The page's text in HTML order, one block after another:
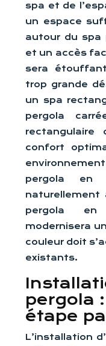
spa et de
un espace
autour du spa
et un accès
sera
trop grande
un spa
pergola
confort
pergola en
naturellement
pergola en
modernisera
couleur doit
existants.
pergola
étape
L’installation